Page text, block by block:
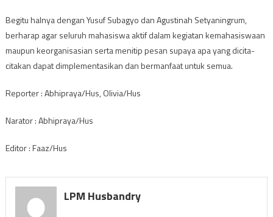
Begitu halnya dengan Yusuf Subagyo dan Agustinah Setyaningrum,
berharap agar seluruh mahasiswa aktif dalam kegiatan kemahasiswaan
maupun keorganisasian serta menitip pesan supaya apa yang dicita-
citakan dapat dimplementasikan dan bermanfaat untuk semua.
Reporter : Abhipraya/Hus, Olivia/Hus
Narator : Abhipraya/Hus
Editor : Faaz/Hus
LPM Husbandry